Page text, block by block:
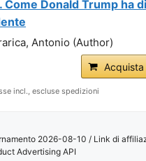
Come Donald Trump ha
Antonio (Author)
Acquista
incl., escluse spedizioni
2026-08-10 / Link di
Advertising API